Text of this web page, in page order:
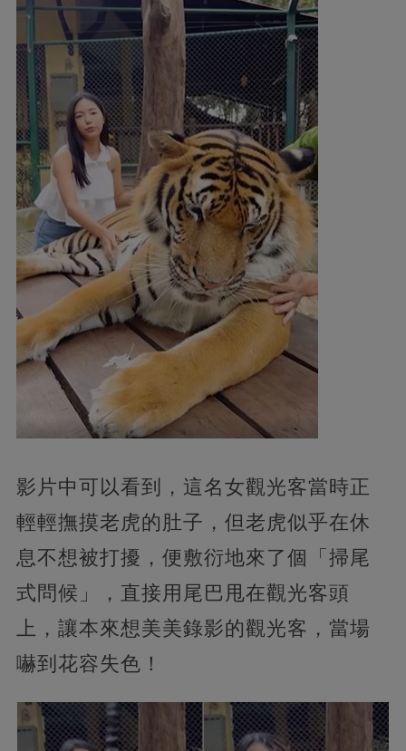
影片中可以看到，這名女觀光客當時正
輕輕撫摸老虎的肚子，但老虎似乎在休
息不想被打擾，便敷衍地來了個「掃尾
式問候」，直接用尾巴甩在觀光客頭
上，讓本來想美美錄影的觀光客，當場
嚇到花容失色！